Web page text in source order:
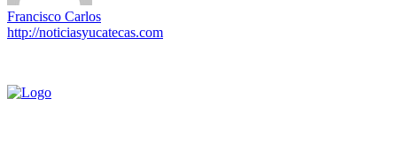
Francisco Carlos
http://noticiasyucatecas.com